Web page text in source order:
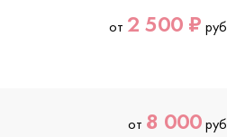
от 2 500 ₽ руб
от 8 000руб